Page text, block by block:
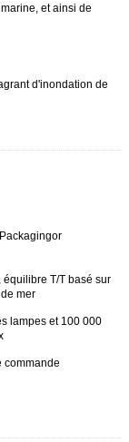
et ainsi de
d'inondation de
équilibre T/T basé sur
mer
lampes et 100 000
commande